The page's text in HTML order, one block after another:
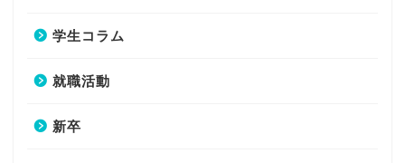
学生コラム
就職活動
新卒